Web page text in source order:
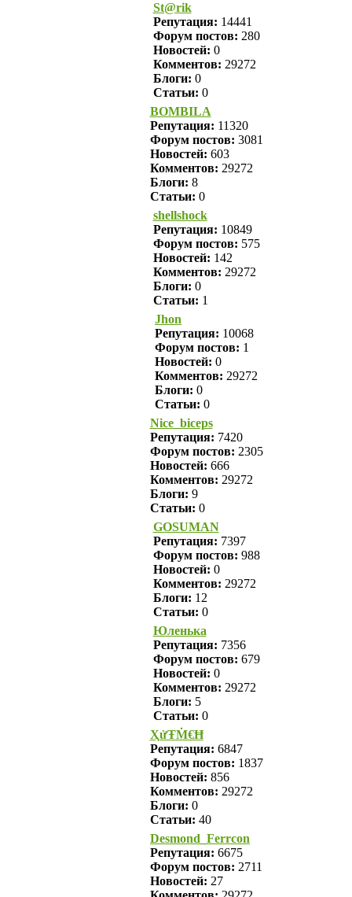
St@rik
Репутация: 14441
Форум постов: 280
Новостей: 0
Комментов: 29272
Блоги: 0
Статьи: 0
BOMBILA
Репутация: 11320
Форум постов: 3081
Новостей: 603
Комментов: 29272
Блоги: 8
Статьи: 0
shellshock
Репутация: 10849
Форум постов: 575
Новостей: 142
Комментов: 29272
Блоги: 0
Статьи: 1
Jhon
Репутация: 10068
Форум постов: 1
Новостей: 0
Комментов: 29272
Блоги: 0
Статьи: 0
Nice_biceps
Репутация: 7420
Форум постов: 2305
Новостей: 666
Комментов: 29272
Блоги: 9
Статьи: 0
GOSUMAN
Репутация: 7397
Форум постов: 988
Новостей: 0
Комментов: 29272
Блоги: 12
Статьи: 0
Юленька
Репутация: 7356
Форум постов: 679
Новостей: 0
Комментов: 29272
Блоги: 5
Статьи: 0
ҲửŦṀ€Ħ
Репутация: 6847
Форум постов: 1837
Новостей: 856
Комментов: 29272
Блоги: 0
Статьи: 40
Desmond_Ferrcon
Репутация: 6675
Форум постов: 2711
Новостей: 27